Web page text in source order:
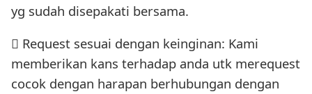
yg sudah disepakati bersama.
 Request sesuai dengan keinginan: Kami
memberikan kans terhadap anda utk merequest
cocok dengan harapan berhubungan dengan